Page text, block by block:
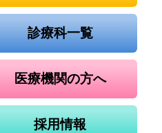
診療科一覧
医療機関の方へ
採用情報